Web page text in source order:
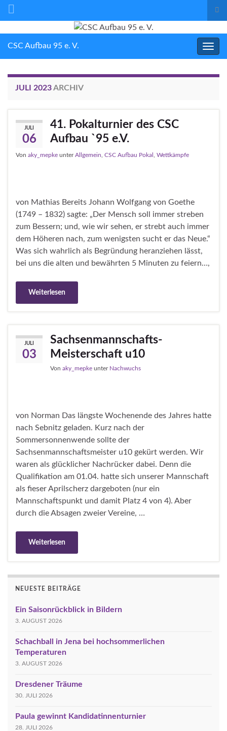
Search for:
CSC Aufbau 95 e. V.
JULI 2023ARCHIV
JULI
06
41. Pokalturnier des CSC
Aufbau `95 e.V.
Von aky_mepke unterAllgemein CSC Aufbau Pokal Wettkämpfe
von Mathias Bereits Johann Wolfgang von Goethe
(1749 – 1832) sagte: „Der Mensch soll immer streben
zum Bessern; und, wie wir sehen, er strebt auch immer
dem Höheren nach, zum wenigsten sucht er das Neue.“
Was sich wahrlich als Begründung heranziehen lässt,
bei uns die alten und bewährten 5 Minuten zu feiern…,
Weiterlesen
JULI
03
Sachsenmannschafts-
Meisterschaft u10
Von aky_mepke unter Nachwuchs
von Norman Das längste Wochenende des Jahres hatte
nach Sebnitz geladen. Kurz nach der
Sommersonnenwende sollte der
Sachsenmannschaftsmeister u10 gekürt werden. Wir
waren als glücklicher Nachrücker dabei. Denn die
Qualifikation am 01.04. hatte sich unserer Mannschaft
als fieser Aprilscherz dargeboten (nur ein
Mannschaftspunkt und damit Platz 4 von 4). Aber
durch die Absagen zweier Vereine, …
Weiterlesen
NEUESTE BEITRÄGE
Ein Saisonrückblick in Bildern
3. AUGUST 2026
Schachball in Jena bei hochsommerlichen
Temperaturen
3. AUGUST 2026
Dresdener Träume
30. JULI 2026
Paula gewinnt Kandidatinnenturnier
28. JULI 2026